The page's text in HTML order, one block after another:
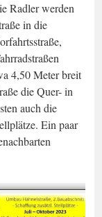
Radler werden
in die
4,50 Meter breit
die Quer- in
auch die
Ein paar